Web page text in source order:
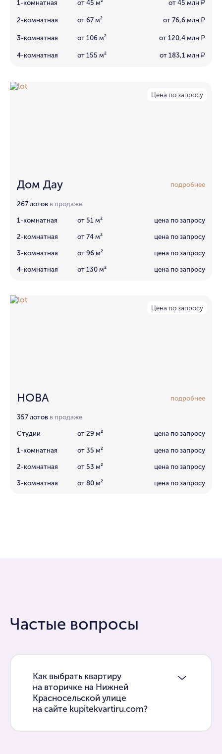
1-комнатная от 45 м² от 45 млн ₽
2-комнатная от 67 м² от 76,6 млн ₽
3-комнатная от 106 м² от 120,4 млн ₽
4-комнатная от 155 м² от 183,1 млн ₽
Цена по запросу
Дом Дау подробнее
267 лотов в продаже
1-комнатная от 51 м² цена по запросу
2-комнатная от 74 м² цена по запросу
3-комнатная от 96 м² цена по запросу
4-комнатная от 130 м² цена по запросу
Цена по запросу
НОВА подробнее
357 лотов в продаже
Студии от 29 м² цена по запросу
1-комнатная от 35 м² цена по запросу
2-комнатная от 53 м² цена по запросу
3-комнатная от 80 м² цена по запросу
Частые вопросы
Как выбрать квартиру
на вторичке на Нижней
Красносельской улице
на сайте kupitekvartiru.com?